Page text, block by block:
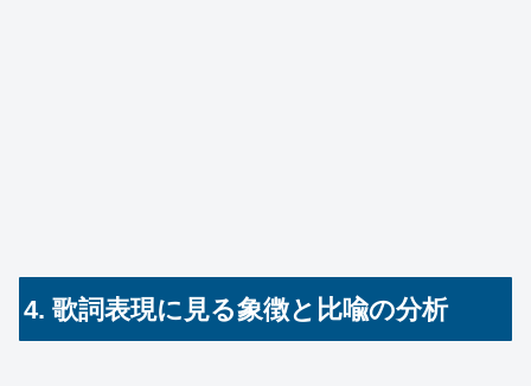
4. 歌詞表現に見る象徴と比喩の分析